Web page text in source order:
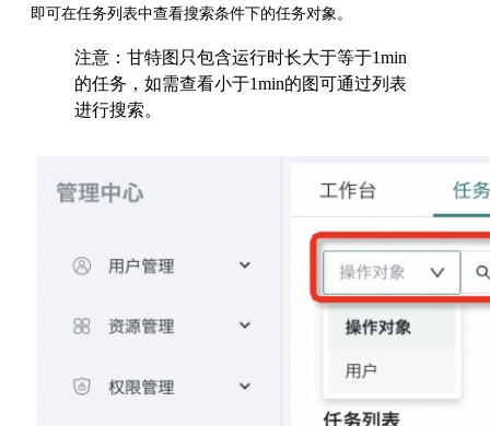
即可在任务列表中查看搜索条件下的任务对象。
注意：甘特图只包含运行时长大于等于1min
的任务，如需查看小于1min的图可通过列表
进行搜索。